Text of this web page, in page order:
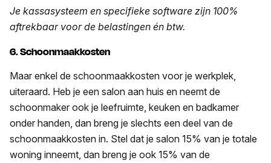
Je kassasysteem en specifieke software zijn 100%
aftrekbaar voor de belastingen én btw.
6. Schoonmaakkosten
Maar enkel de schoonmaakkosten voor je werkplek,
uiteraard. Heb je een salon aan huis en neemt de
schoonmaker ook je leefruimte, keuken en badkamer
onder handen, dan breng je slechts een deel van de
schoonmaakkosten in. Stel dat je salon 15% van je totale
woning inneemt, dan breng je ook 15% van de